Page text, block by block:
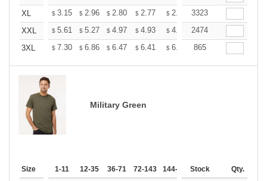
XL
$ 3.15 $ 2.96 $ 2.80 $ 2.77 $ 2.72 $2.70
3323
XXL
$ 5.61 $ 5.27 $ 4.97 $ 4.93 $ 4.85 $4.80
2474
3XL
$ 7.30 $ 6.86 $ 6.47 $ 6.41 $ 6.30 $6.25
865
Military Green
Size 1-11 12-35 36-71 72-143 144-287 288 + More
Stock Qty.